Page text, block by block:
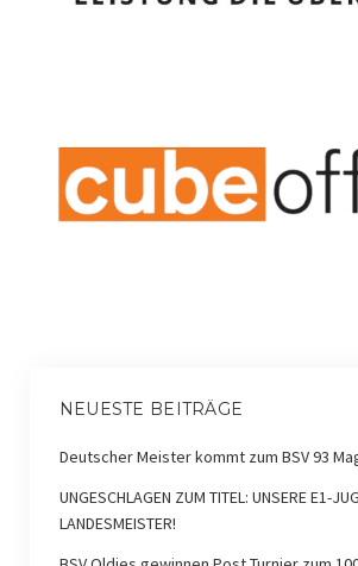
NEUESTE BEITRÄGE
Deutscher Meister kommt zum BSV 93
UNGESCHLAGEN ZUM TITEL: UNSERE E1-
LANDESMEISTER!